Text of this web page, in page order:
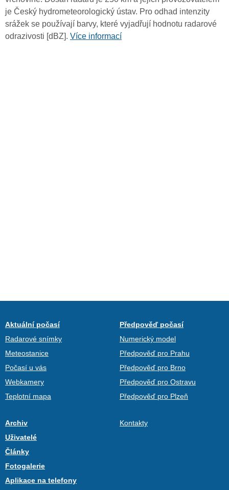
je Český hydrometeorologický ústav. Pro odhad intenzity
srážek se používají barvy, které vyjadřují hodnotu radarové
odrazivosti [dBZ]. Více informací
Aktuální počasí
Radarové snímky
Meteostanice
Počasí u vás
Webkamery
Teplotní mapa
Předpověď počasí
Numerický model
Předpověď pro Prahu
Předpověď pro Brno
Předpověď pro Ostravu
Předpověď pro Plzeň
Archiv
Uživatelé
Články
Fotogalerie
Aplikace na telefony
Kontakty